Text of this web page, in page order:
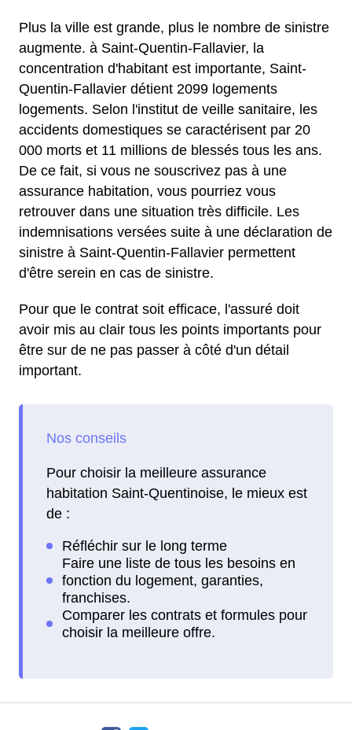
Plus la ville est grande, plus le nombre de sinistre
augmente. à Saint-Quentin-Fallavier, la
concentration d'habitant est importante, Saint-
Quentin-Fallavier détient 2099 logements
logements. Selon l'institut de veille sanitaire, les
accidents domestiques se caractérisent par 20
000 morts et 11 millions de blessés tous les ans.
De ce fait, si vous ne souscrivez pas à une
assurance habitation, vous pourriez vous
retrouver dans une situation très difficile. Les
indemnisations versées suite à une déclaration de
sinistre à Saint-Quentin-Fallavier permettent
d'être serein en cas de sinistre.
Pour que le contrat soit efficace, l'assuré doit
avoir mis au clair tous les points importants pour
être sur de ne pas passer à côté d'un détail
important.
Pour choisir la meilleure assurance
habitation Saint-Quentinoise, le mieux est
de :